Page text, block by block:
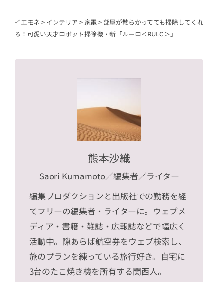
イエモネ > インテリア > 家電>部屋が散らかってても掃除してくれ
る！可愛い天才ロボット掃除機・新「ルーロ＜RULO＞」
熊本沙織
Saori Kumamoto／編集者／ライター
編集プロダクションと出版社での勤務を経
てフリーの編集者・ライターに。ウェブメ
ディア・書籍・雑誌・広報誌などで幅広く
活動中。隙あらば航空券をウェブ検索し、
旅のプランを練っている旅行好き。自宅に
3台のたこ焼き機を所有する関西人。